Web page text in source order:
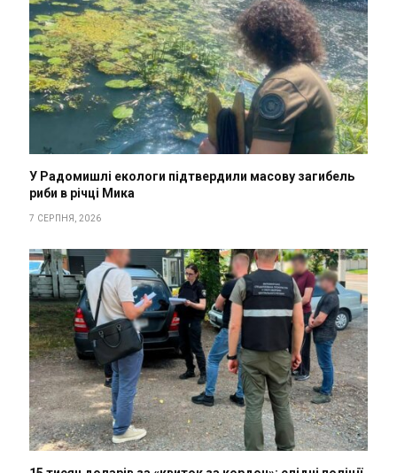
У Радомишлі екологи підтвердили масову загибель
риби в річці Мика
7 СЕРПНЯ, 2026